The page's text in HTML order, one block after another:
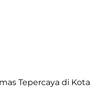
Tepercaya di Kota